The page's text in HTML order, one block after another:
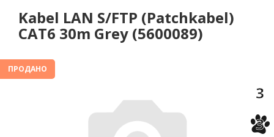
Kabel LAN S/FTP (Patchkabel)
CAT6 30m Grey (5600089)
ПРОДАНО
3
3